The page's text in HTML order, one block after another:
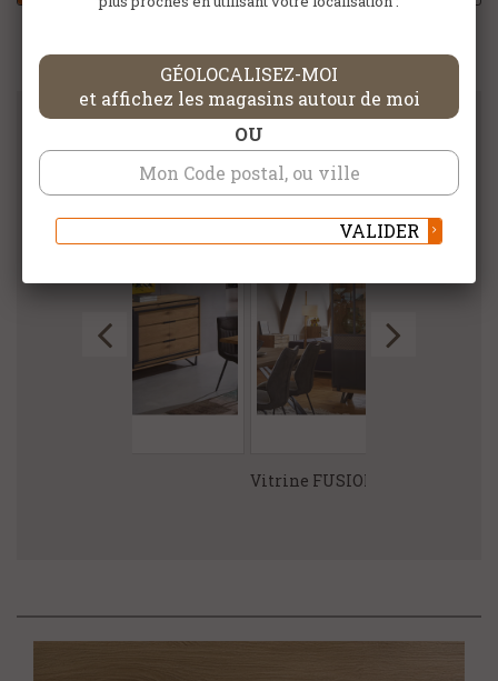
DANS LA MÊME CATÉGORIE
Vitrine FUSION
GÉOLOCALISEZ-MOI
et affichez les magasins autour de moi
OU
VALIDER